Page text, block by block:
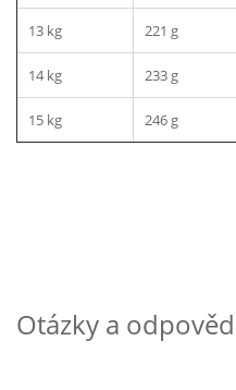
13 kg 221 g
14 kg 233 g
15 kg 246 g
Otázky a